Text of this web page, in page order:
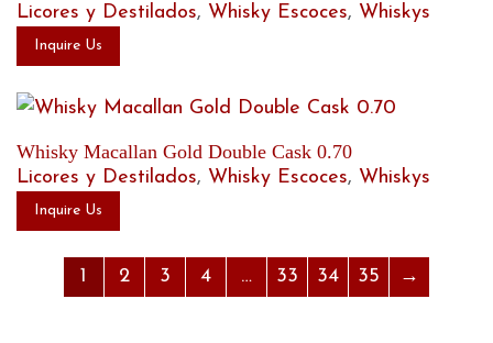
Licores y Destilados, Whisky Escoces, Whiskys
Inquire Us
Whisky Macallan Gold Double Cask 0.70
Licores y Destilados, Whisky Escoces, Whiskys
Inquire Us
1 2 3 4 … 33 34 35 →